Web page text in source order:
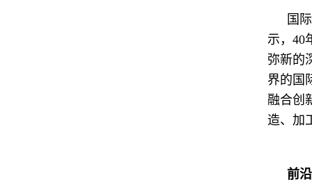
国
示，40
弥新的
界的国
融合创
造、加
前